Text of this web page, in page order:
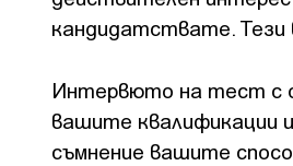
кандидатствате. Тези
Интервюто на тест с
вашите квалификации
съмнение вашите